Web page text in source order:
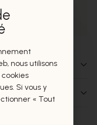
nous utilisons
Si vous y
« Tout